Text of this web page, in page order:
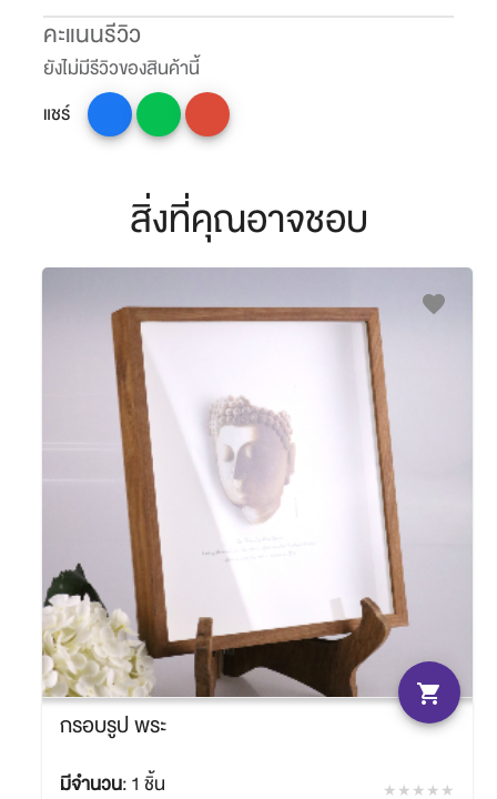
คะแนนรีวิว
ยังไม่มีรีวิวของสินค้านี้
แชร์
สิ่งที่คุณอาจชอบ
favorite
กรอบรูป พระ
มีจำนวน:1 ชิ้น
shopping_cart